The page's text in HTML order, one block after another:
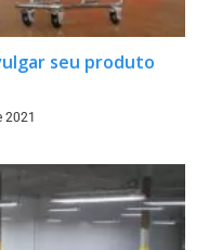
seu produto
2021